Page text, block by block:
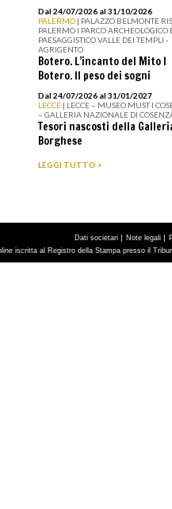
Dal 24/07/2026 al 31/10/2026
PALERMO | PALAZZO BELMONTE
PALERMO I PARCO ARCHEOLOGICO
PAESAGGISTICO VALLE DEI TEMPLI -
AGRIGENTO
Botero. L’incanto del Mito I
Botero. Il peso dei sogni
Dal 24/07/2026 al 31/01/2027
LECCE | LECCE – MUSEO MUST I
– GALLERIA NAZIONALE DI
Tesori nascosti della
Borghese
LEGGI TUTTO >
Dati societari | Note legali |
iscritta al Registro della Stampa presso il